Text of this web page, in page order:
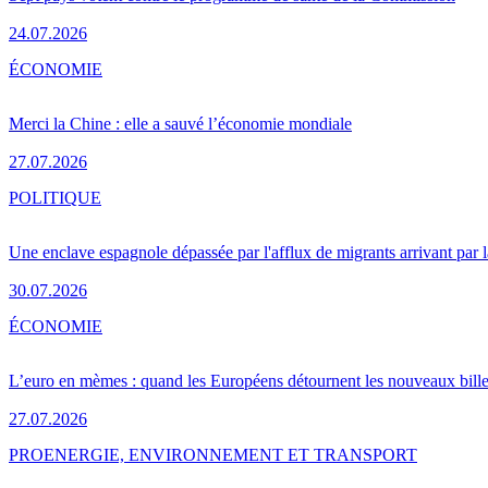
24.07.2026
Merci la Chine : elle a sauvé l’économie mondiale
27.07.2026
ÉCONOMIE
Une enclave espagnole dépassée par l'afflux de migrants arrivant par
30.07.2026
POLITIQUE
L’euro en mèmes : quand les Européens détournent les nouveaux
27.07.2026
ÉCONOMIE
PROENERGIE, ENVIRONNEMENT ET TRANSPORT